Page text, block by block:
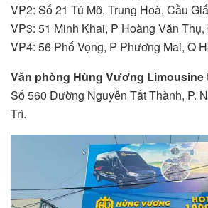
VP2: Số 21 Tú Mỡ, Trung Hoà, Cầu
VP3: 51 Minh Khai, P Hoàng Văn
VP4: 56 Phố Vọng, P Phương Mai, Q
Văn phòng Hùng Vương Limousine
Số 560 Đường Nguyễn Tất Thành, P.
Trì.